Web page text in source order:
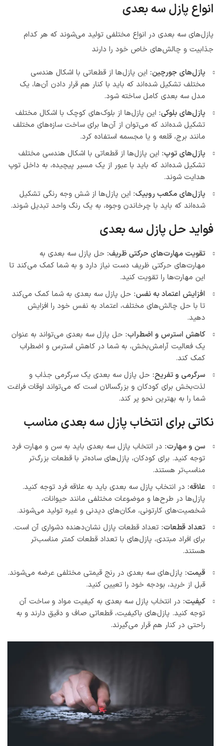
انواع پازل سه بعدی
پازل‌های سه بعدی در انواع مختلفی تولید می‌شوند که هر کدام
جذابیت و چالش‌های خاص خود را دارند
پازل‌های جورچین: این پازل‌ها از قطعاتی با اشکال هندسی
مختلف تشکیل شده‌اند که باید با کنار هم قرار دادن آن‌ها، یک
مدل سه بعدی کامل ساخته شود.
پازل‌های بلوکی: این پازل‌ها از بلوک‌های کوچک با اشکال مختلف
تشکیل شده‌اند که می‌توان از آن‌ها برای ساخت سازه‌های مختلف
مانند برج، قلعه و یا مجسمه استفاده کرد.
پازل‌های توپ: این پازل‌ها از قطعاتی با اشکال هندسی مختلف
تشکیل شده‌اند که باید با عبور از یک مسیر پیچیده، به داخل توپ
هدایت شوند.
پازل‌های مکعب روبیک: این پازل‌ها از شش وجه رنگی تشکیل
شده‌اند که باید با چرخاندن وجوه، به یک رنگ واحد تبدیل شوند.
فواید حل پازل سه بعدی
تقویت مهارت‌های حرکتی ظریف: حل پازل سه بعدی به
مهارت‌های حرکتی ظریف دست نیاز دارد و به شما کمک می‌کند تا
این مهارت‌ها را تقویت کنید.
افزایش اعتماد به نفس: حل پازل سه بعدی به شما کمک می‌کند
تا با حل چالش‌های مختلف، اعتماد به نفس خود را افزایش
دهید.
کاهش استرس و اضطراب: حل پازل سه بعدی می‌تواند به عنوان
یک فعالیت آرامش‌بخش، به شما در کاهش استرس و اضطراب
کمک کند.
سرگرمی و تفریح: حل پازل سه بعدی یک سرگرمی جذاب و
لذت‌بخش برای کودکان و بزرگسالان است که می‌تواند اوقات فراغت
شما را به بهترین نحو پر کند.
نکاتی برای انتخاب پازل سه بعدی مناسب
سن و مهارت: در انتخاب پازل سه بعدی باید به سن و مهارت فرد
توجه کنید. برای کودکان، پازل‌های ساده‌تر با قطعات بزرگ‌تر
مناسب‌تر هستند.
علاقه: در انتخاب پازل سه بعدی باید به علاقه فرد توجه کنید.
پازل‌ها در طرح‌ها و موضوعات مختلفی مانند حیوانات،
شخصیت‌های کارتونی، مکان‌های دیدنی و غیره تولید می‌شوند.
تعداد قطعات: تعداد قطعات پازل نشان‌دهنده دشواری آن است.
برای افراد مبتدی، پازل‌های با تعداد قطعات کمتر مناسب‌تر
هستند.
قیمت: پازل‌های سه بعدی در رنج قیمتی مختلفی عرضه می‌شوند.
قبل از خرید، بودجه خود را تعیین کنید.
کیفیت: در انتخاب پازل سه بعدی به کیفیت مواد و ساخت آن
توجه کنید. پازل‌های باکیفیت، قطعاتی صاف و دقیق دارند و به
راحتی در کنار هم قرار می‌گیرند.